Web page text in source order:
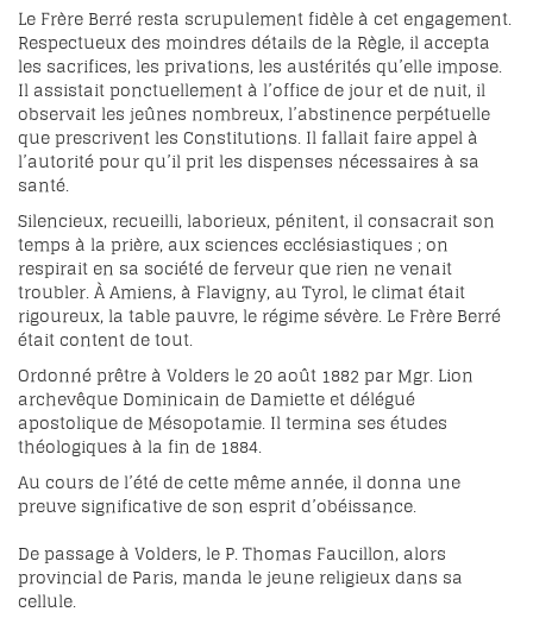
Le Frère Berré resta scrupulement fidèle à cet engagement.
Respectueux des moindres détails de la Règle, il accepta
les sacrifices, les privations, les austérités qu’elle impose.
Il assistait ponctuellement à l’office de jour et de nuit, il
observait les jeûnes nombreux, l’abstinence perpétuelle
que prescrivent les Constitutions. Il fallait faire appel à
l’autorité pour qu’il prit les dispenses nécessaires à sa
santé.
Silencieux, recueilli, laborieux, pénitent, il consacrait son
temps à la prière, aux sciences ecclésiastiques ; on
respirait en sa société de ferveur que rien ne venait
troubler. À Amiens, à Flavigny, au Tyrol, le climat était
rigoureux, la table pauvre, le régime sévère. Le Frère Berré
était content de tout.
Ordonné prêtre à Volders le 20 août 1882 par Mgr. Lion
archevêque Dominicain de Damiette et délégué
apostolique de Mésopotamie. Il termina ses études
théologiques à la fin de 1884.
Au cours de l’été de cette même année, il donna une
preuve significative de son esprit d’obéissance.
De passage à Volders, le P. Thomas Faucillon, alors
provincial de Paris, manda le jeune religieux dans sa
cellule.